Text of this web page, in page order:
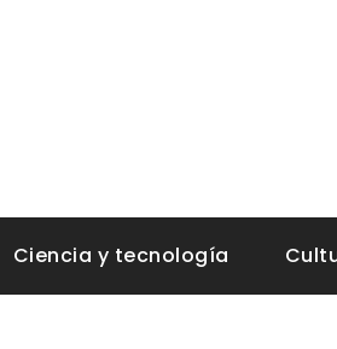
Ciencia y tecnología